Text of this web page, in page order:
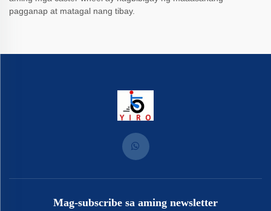
pagganap at matagal nang tibay.
Mag-subscribe sa aming newsletter